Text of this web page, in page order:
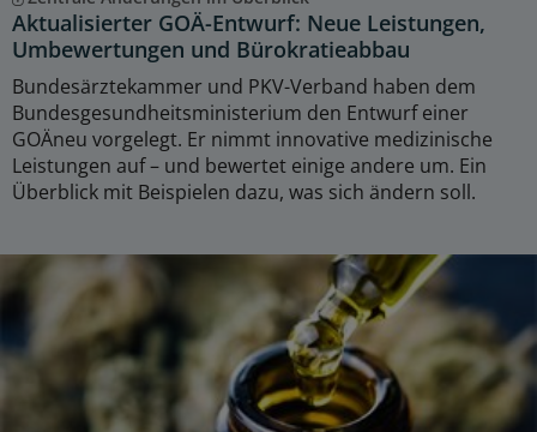
Aktualisierter GOÄ-Entwurf: Neue Leistungen,
Umbewertungen und Bürokratieabbau
Bundesärztekammer und PKV-Verband haben dem
Bundesgesundheitsministerium den Entwurf einer
GOÄneu vorgelegt. Er nimmt innovative medizinische
Leistungen auf – und bewertet einige andere um. Ein
Überblick mit Beispielen dazu, was sich ändern soll.